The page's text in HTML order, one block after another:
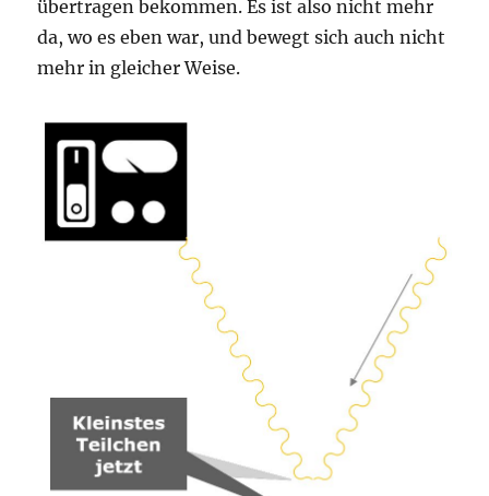
übertragen bekommen. Es ist also nicht mehr
da, wo es eben war, und bewegt sich auch nicht
mehr in gleicher Weise.